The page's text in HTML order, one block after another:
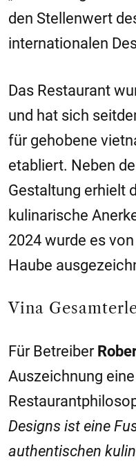
den Stellenwert
internationalen
Das Restaurant
und hat sich
für gehobene
etabliert. Neben
Gestaltung erhielt
kulinarische
2024 wurde es
Haube
Vina
Für Betreiber
Auszeichnung
Designs ist eine
authentischen